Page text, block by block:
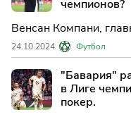
чемпионов?
Венсан Компани,
прокомментировал
игроков в матче
чемпионов. По
необходим для
энергии.
24.10.2024 Футбол
"Бавария"
в Лиге
покер.